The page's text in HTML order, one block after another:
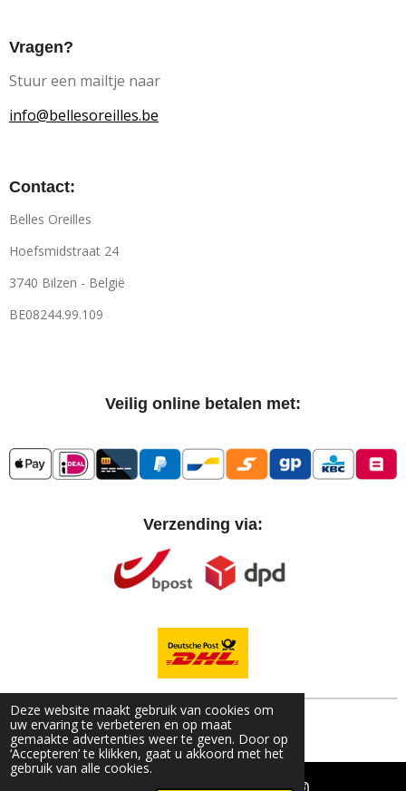
Deze website maakt gebruik van cookies om
uw ervaring te verbeteren en op maat
gemaakte advertenties weer te geven. Door op
‘Accepteren’ te klikken, gaat u akkoord met het
gebruik van alle cookies.
Vragen?
Stuur een mailtje naar
info@bellesoreilles.be
Contact:
Belles Oreilles
Hoefsmidstraat 24
3740 Bilzen - België
BE08244.99.109
Veilig online betalen met:
Verzending via:
© 2021 - 2026 Belles Oreilles
Powered byJouwWeb